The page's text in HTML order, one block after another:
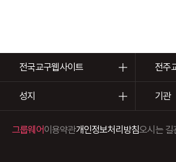
전국교구웹사이트 전주
성지 기관
그룹웨어이용약관개인정보처리방침오시는 길